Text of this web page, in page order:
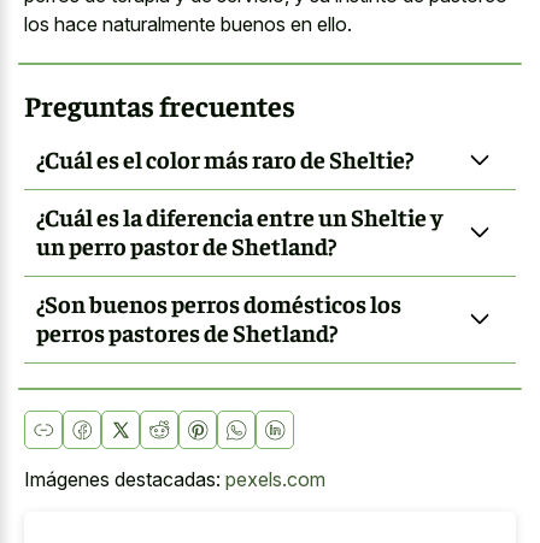
los hace naturalmente buenos en ello.
Preguntas frecuentes
¿Cuál es el color más raro de Sheltie?
¿Cuál es la diferencia entre un Sheltie y
un perro pastor de Shetland?
¿Son buenos perros domésticos los
perros pastores de Shetland?
Imágenes destacadas: pexels.com